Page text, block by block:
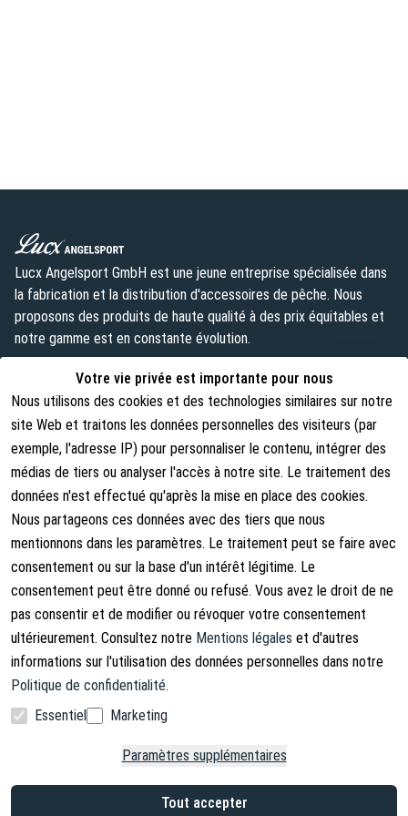
Votre vie privée est importante pour nous
Nous utilisons des cookies et des technologies similaires sur notre
site Web et traitons les données personnelles des visiteurs (par
exemple, l'adresse IP) pour personnaliser le contenu, intégrer des
médias de tiers ou analyser l'accès à notre site. Le traitement des
données n'est effectué qu'après la mise en place des cookies.
Nous partageons ces données avec des tiers que nous
mentionnons dans les paramètres. Le traitement peut se faire avec
consentement ou sur la base d'un intérêt légitime. Le
consentement peut être donné ou refusé. Vous avez le droit de ne
pas consentir et de modifier ou révoquer votre consentement
ultérieurement. Consultez notre Mentions légales et d'autres
informations sur l'utilisation des données personnelles dans notre
Politique de confidentialité.
Essentiel
Marketing
Paramètres supplémentaires
Tout accepter
Lucx Angelsport GmbH est une jeune entreprise spécialisée dans
la fabrication et la distribution d'accessoires de pêche. Nous
proposons des produits de haute qualité à des prix équitables et
notre gamme est en constante évolution.
Mentions légales
Conditions générales
Droits d'annulation
Rétracter le contrat
Politique de confidentialité
À propos de nous
À propos de nous
Contact
Shipping Information
Facebook Instagram
* TVA incluse, plus frais de livraison